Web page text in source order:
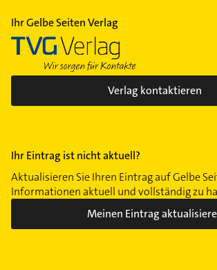
Ihr Gelbe Seiten Verlag
Verlag kontaktieren
Ihr Eintrag ist nicht aktuell?
Aktualisieren Sie Ihren Eintrag auf Gelbe
Informationen aktuell und vollständig zu
Meinen Eintrag